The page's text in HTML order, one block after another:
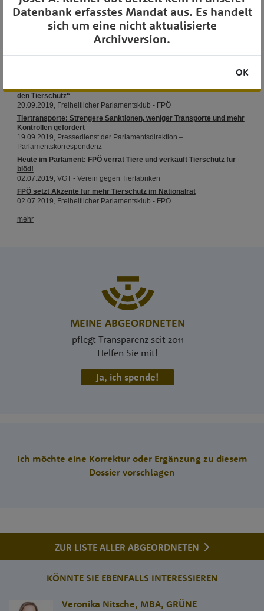
MEINE ABGEORDNETEN
pflegt Transparenz seit 2011
Helfen Sie mit!
Ja, ich spende!
Ich möchte eine Korrektur oder Ergänzung zu diesem
Dossier vorschlagen
ZUR LISTE ALLER ABGEORDNETEN
KÖNNTE SIE EBENFALLS INTERESSIEREN
Veronika Nitsche, MBA, GRÜNE
Datenbank erfasstes Mandat aus. Es handelt
sich um eine nicht aktualisierte
Archivversion.
OK